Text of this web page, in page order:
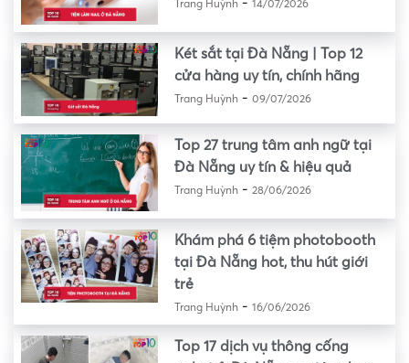
Trang Huỳnh 14/07/2026
Két sắt tại Đà Nẵng | Top 12
cửa hàng uy tín, chính hãng
Trang Huỳnh- 09/07/2026
Top 27 trung tâm anh ngữ tại
Đà Nẵng uy tín & hiệu quả
Trang Huỳnh- 28/06/2026
Khám phá 6 tiệm photobooth
tại Đà Nẵng hot, thu hút giới
trẻ
Trang Huỳnh- 16/06/2026
Top 17 dịch vụ thông cống